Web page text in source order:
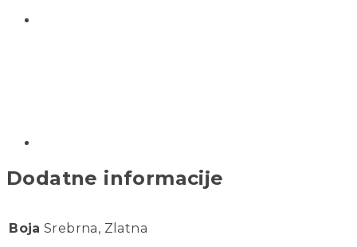
Dodatne informacije
Boja Srebrna, Zlatna